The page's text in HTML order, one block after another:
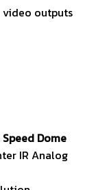
video outputs
Dome
IR Analog